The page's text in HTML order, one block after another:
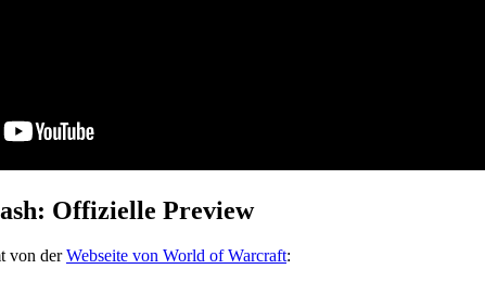
Offizielle Preview
von derWebseite von World of Warcraft: